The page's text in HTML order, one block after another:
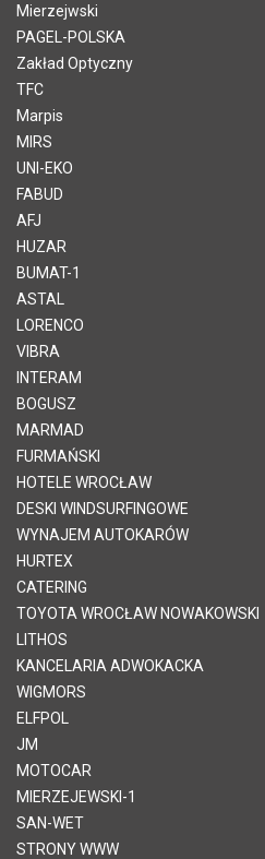
Mierzejwski
PAGEL-POLSKA
Zakład Optyczny
TFC
Marpis
MIRS
UNI-EKO
FABUD
AFJ
HUZAR
BUMAT-1
ASTAL
LORENCO
VIBRA
INTERAM
BOGUSZ
MARMAD
FURMAŃSKI
HOTELE WROCŁAW
DESKI WINDSURFINGOWE
WYNAJEM AUTOKARÓW
HURTEX
CATERING
TOYOTA WROCŁAW NOWAKOWSKI
LITHOS
KANCELARIA ADWOKACKA
WIGMORS
ELFPOL
JM
MOTOCAR
MIERZEJEWSKI-1
SAN-WET
STRONY WWW